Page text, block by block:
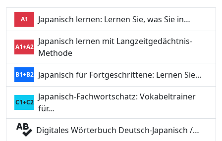
A1 Japanisch lernen: Lernen Sie, was Sie in…
A1+A2
Japanisch lernen mit Langzeitgedächtnis-
Methode
B1+B2 Japanisch für Fortgeschrittene: Lernen Sie…
C1+C2
Japanisch-Fachwortschatz: Vokabeltrainer
für…
Digitales Wörterbuch Deutsch-Japanisch /…